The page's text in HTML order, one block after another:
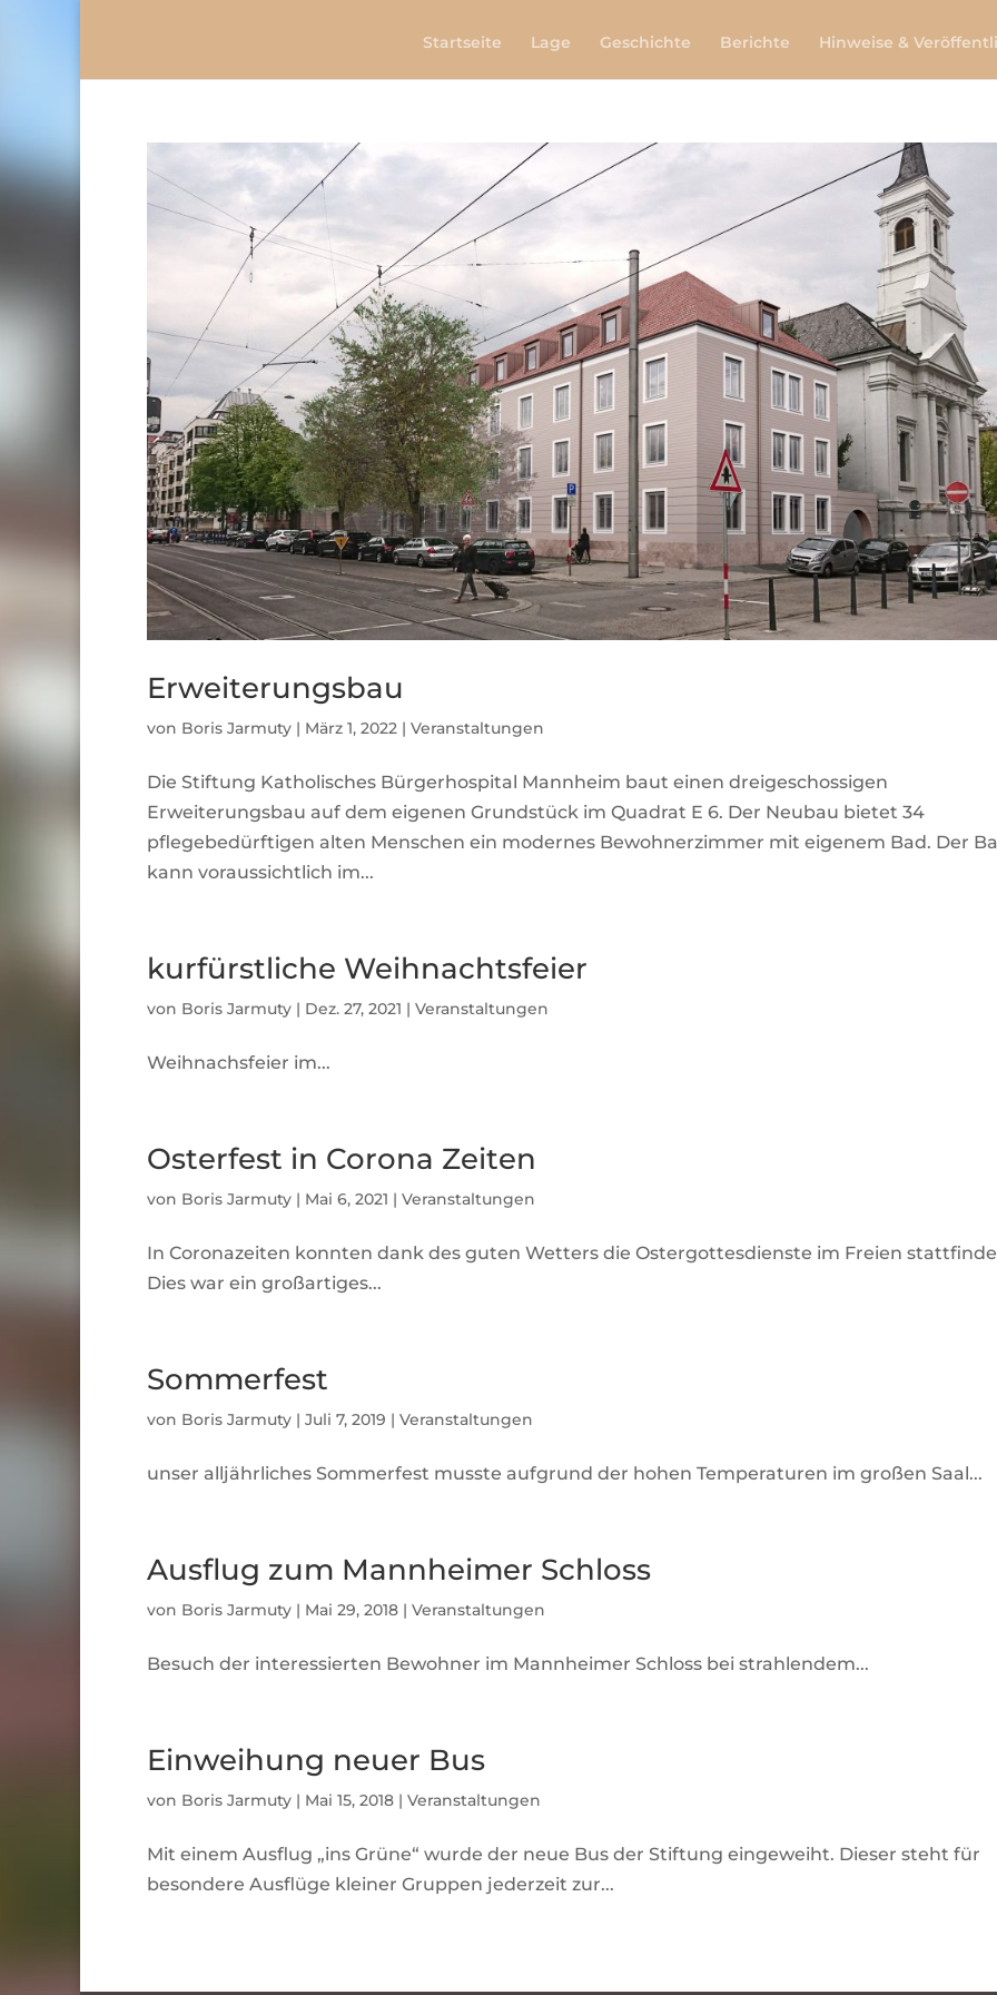
Startseite Lage Geschichte Berichte Hinweise &
Erweiterungsbau
von Boris Jarmuty | März 1, 2022 | Veranstaltungen
Die Stiftung Katholisches Bürgerhospital Mannheim baut einen dreigeschossigen
Erweiterungsbau auf dem eigenen Grundstück im Quadrat E 6. Der Neubau bietet 34
pflegebedürftigen alten Menschen ein modernes Bewohnerzimmer mit eigenem Bad. Der
kann voraussichtlich im...
kurfürstliche Weihnachtsfeier
von Boris Jarmuty | Dez. 27, 2021 | Veranstaltungen
Weihnachsfeier im...
Osterfest in Corona Zeiten
von Boris Jarmuty | Mai 6, 2021 | Veranstaltungen
In Coronazeiten konnten dank des guten Wetters die Ostergottesdienste im Freien
Dies war ein großartiges...
Sommerfest
von Boris Jarmuty | Juli 7, 2019 | Veranstaltungen
unser alljährliches Sommerfest musste aufgrund der hohen Temperaturen im großen Saal...
Ausflug zum Mannheimer Schloss
von Boris Jarmuty | Mai 29, 2018 | Veranstaltungen
Besuch der interessierten Bewohner im Mannheimer Schloss bei strahlendem...
Einweihung neuer Bus
von Boris Jarmuty | Mai 15, 2018 | Veranstaltungen
Mit einem Ausflug „ins Grüne“ wurde der neue Bus der Stiftung eingeweiht. Dieser steht für
besondere Ausflüge kleiner Gruppen jederzeit zur...